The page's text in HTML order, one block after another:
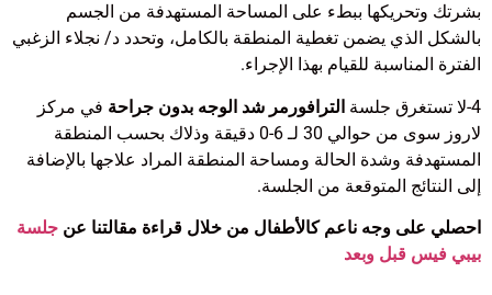
بشرتك وتحريكها ببطء على المساحة المستهدفة من الجسم
بالشكل الذي يضمن تغطية المنطقة بالكامل، وتحدد د/ نجلاء الزغبي
الفترة المناسبة للقيام بهذا الإجراء.
4-لا تستغرق جلسة الترافورمر شد الوجه بدون جراحة في مركز
لاروز سوى من حوالي 30 لـ 6-0 دقيقة وذلاك بحسب المنطقة
المستهدفة وشدة الحالة ومساحة المنطقة المراد علاجها بالإضافة
إلى النتائج المتوقعة من الجلسة.
احصلي على وجه ناعم كالأطفال من خلال قراءة مقالتنا عن جلسة
بيبي فيس قبل وبعد